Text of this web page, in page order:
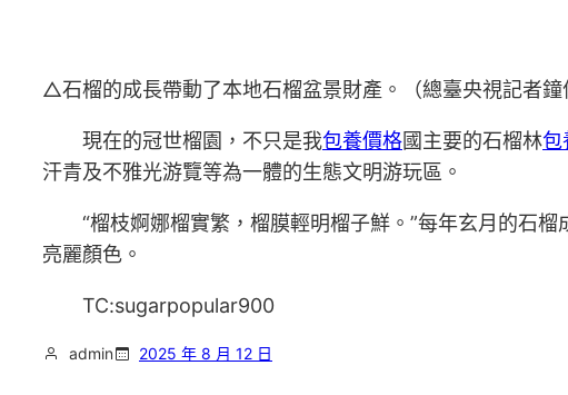
△石榴的成長帶動了本地石榴盆景財產。（總臺央視記者鐘
現在的冠世榴園，不只是我包養價格國主要的石榴林包
汗青及不雅光游覽等為一體的生態文明游玩區。
“榴枝婀娜榴實繁，榴膜輕明榴子鮮。”每年玄月的石
亮麗顏色。
TC:sugarpopular900
admin 2025 年 8 月 12 日